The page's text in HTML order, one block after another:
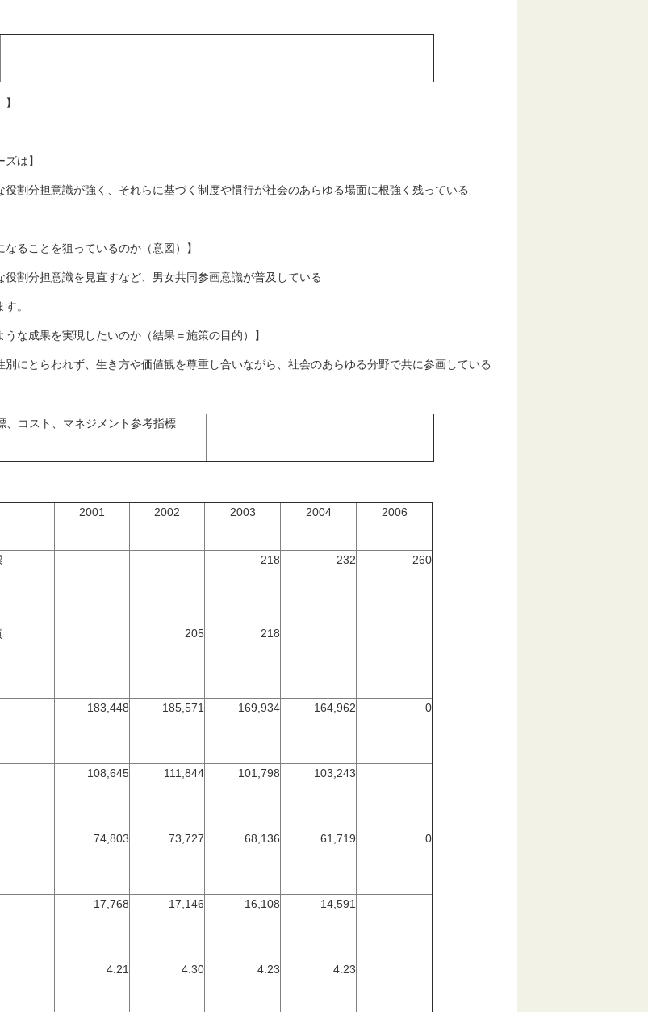
は】
役割分担意識が強く、それらに基づく制度や慣行が社会のあらゆる場面に根強く残っている
なることを狙っているのか（意図）】
役割分担意識を見直すなど、男女共同参画意識が普及している
。
うな成果を実現したいのか（結果＝施策の目的）】
別にとらわれず、生き方や価値観を尊重し合いながら、社会のあらゆる分野で共に参画している
、コスト、マネジメント参考指標
2001 2002 2003 2004 2006
218 232 260
205 218
183,448 185,571 169,934 164,962 0
108,645 111,844 101,798 103,243
74,803 73,727 68,136 61,719 0
17,768 17,146 16,108 14,591
4.21 4.30 4.23 4.23